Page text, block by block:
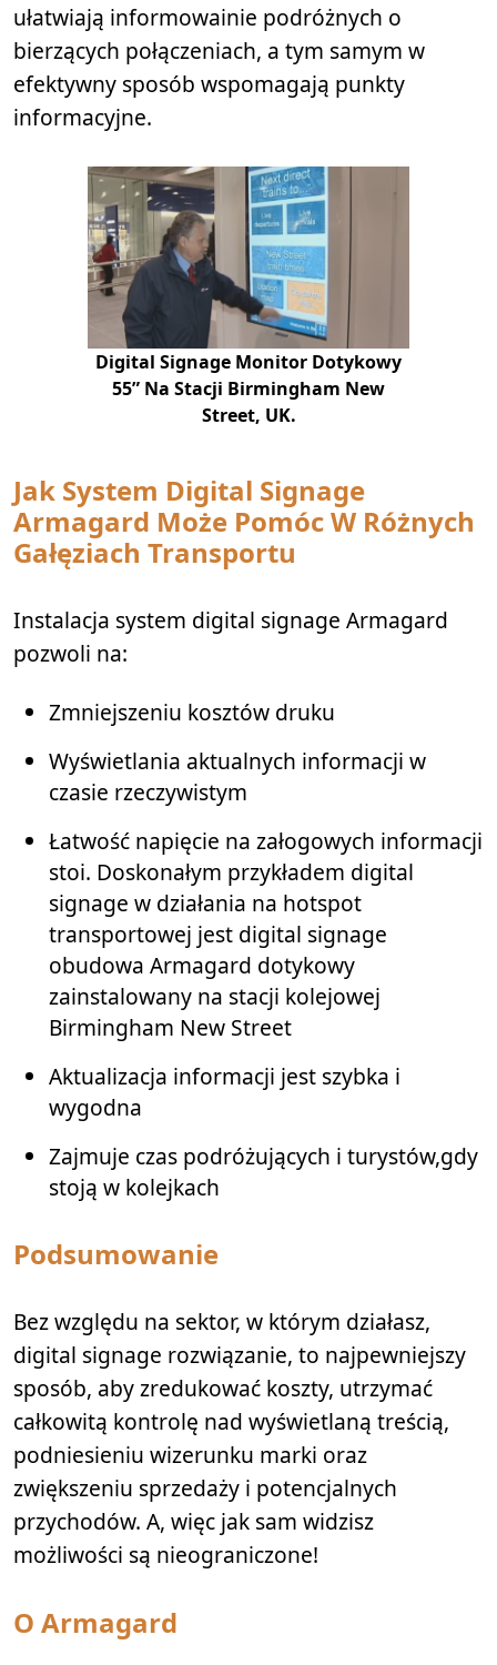
ułatwiają informowainie podróżnych o
bierzących połączeniach, a tym samym w
efektywny sposób wspomagają punkty
informacyjne.
Digital Signage Monitor Dotykowy
55” Na Stacji Birmingham New
Street, UK.
Jak System Digital Signage
Armagard Może Pomóc W Różnych
Gałęziach Transportu
Instalacja system digital signage Armagard
pozwoli na:
Zmniejszeniu kosztów druku
Wyświetlania aktualnych informacji w
czasie rzeczywistym
Łatwość napięcie na załogowych informacji
stoi. Doskonałym przykładem digital
signage w działania na hotspot
transportowej jest digital signage
obudowa Armagard dotykowy
zainstalowany na stacji kolejowej
Birmingham New Street
Aktualizacja informacji jest szybka i
wygodna
Zajmuje czas podróżujących i turystów,gdy
stoją w kolejkach
Podsumowanie
Bez względu na sektor, w którym działasz,
digital signage rozwiązanie, to najpewniejszy
sposób, aby zredukować koszty, utrzymać
całkowitą kontrolę nad wyświetlaną treścią,
podniesieniu wizerunku marki oraz
zwiększeniu sprzedaży i potencjalnych
przychodów. A, więc jak sam widzisz
możliwości są nieograniczone!
O Armagard